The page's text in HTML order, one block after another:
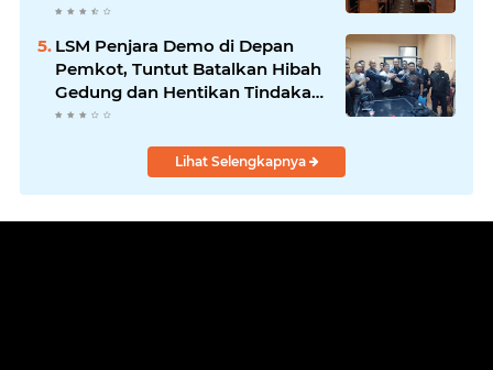
LSM Penjara Demo di Depan
Pemkot, Tuntut Batalkan Hibah
Gedung dan Hentikan Tindakan
Sewenang-wenang
Lihat Selengkapnya